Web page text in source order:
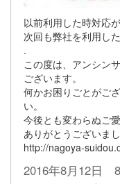
以前利用した時対応
次回も弊社を利用し
.
この度は、アンシン
ございます。
何かお困りごとがご
い。
今後とも変わらぬご
ありがとうございま
http://nagoya-
2016年8月12日